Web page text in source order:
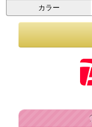
カラー